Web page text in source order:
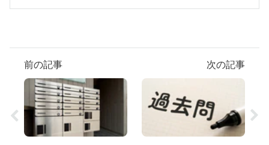
前の記事 次の記事